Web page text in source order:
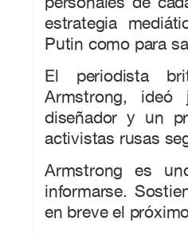
estrategia
Putin como para
El periodista
Armstrong,
diseñador y un
activistas rusas
Armstrong es
informarse.
en breve el